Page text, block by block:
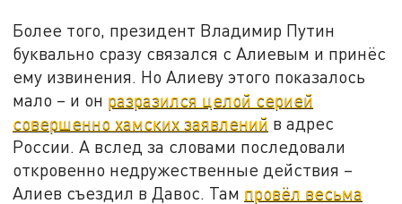
Более того, президент Владимир Путин
буквально сразу связался с Алиевым и принёс
ему извинения. Но Алиеву этого показалось
мало – и он разразился целой серией
совершенно хамских заявлений в адрес
России. А вслед за словами последовали
откровенно недружественные действия –
Алиев съездил в Давос. Там провёл весьма